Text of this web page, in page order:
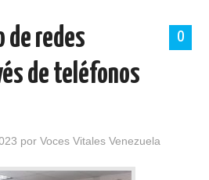
0
de redes
de teléfonos
porVoces Vitales Venezuela